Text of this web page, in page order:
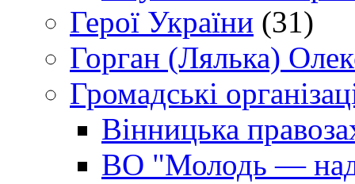
Герої України (31)
Горган (Лялька)
Громадські
Вінницька
ВО "Молодь —